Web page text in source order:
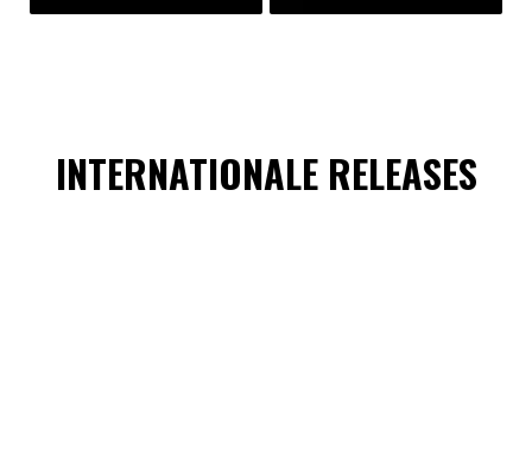
INTERNATIONALE RELEASES